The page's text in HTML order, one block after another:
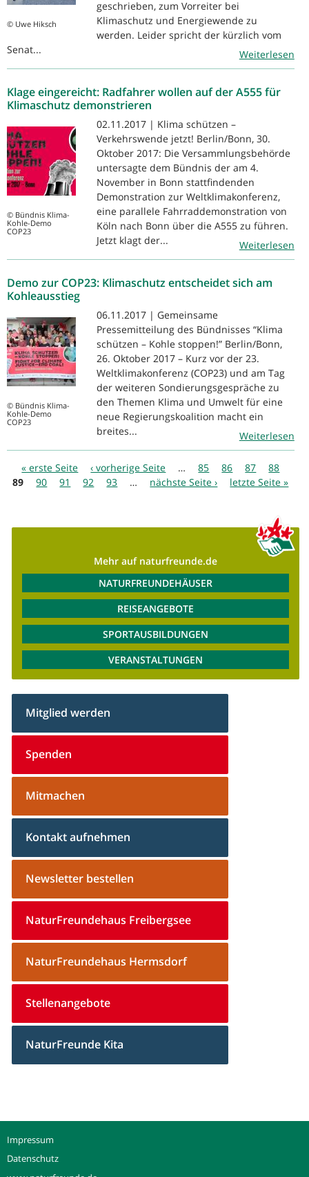
© Uwe Hiksch
geschrieben, zum Vorreiter bei
Klimaschutz und Energiewende zu
werden. Leider spricht der kürzlich vom
Senat...
Weiterlesen
Klage eingereicht: Radfahrer wollen auf der A555 für
Klimaschutz demonstrieren
© Bündnis Klima-
Kohle-Demo
COP23
02.11.2017 | Klima schützen –
Verkehrswende jetzt! Berlin/Bonn, 30.
Oktober 2017: Die Versammlungsbehörde
untersagte dem Bündnis der am 4.
November in Bonn stattfindenden
Demonstration zur Weltklimakonferenz,
eine parallele Fahrraddemonstration von
Köln nach Bonn über die A555 zu führen.
Jetzt klagt der...
Weiterlesen
Demo zur COP23: Klimaschutz entscheidet sich am
Kohleausstieg
© Bündnis Klima-
Kohle-Demo
COP23
06.11.2017 | Gemeinsame
Pressemitteilung des Bündnisses “Klima
schützen – Kohle stoppen!” Berlin/Bonn,
26. Oktober 2017 – Kurz vor der 23.
Weltklimakonferenz (COP23) und am Tag
der weiteren Sondierungsgespräche zu
den Themen Klima und Umwelt für eine
neue Regierungskoalition macht ein
breites...
Weiterlesen
Seiten
« erste Seite ‹ vorherige Seite … 85 86 87
88
89
90 91 92 93 … nächste Seite › letzte Seite »
Mehr auf naturfreunde.de
NATURFREUNDEHÄUSER
REISEANGEBOTE
SPORTAUSBILDUNGEN
VERANSTALTUNGEN
Mitglied werden
Spenden
Mitmachen
Kontakt aufnehmen
Newsletter bestellen
NaturFreundehaus Freibergsee
NaturFreundehaus Hermsdorf
Stellenangebote
NaturFreunde Kita
Impressum
Datenschutz